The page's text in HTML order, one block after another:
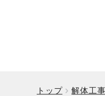
トップ 解体工